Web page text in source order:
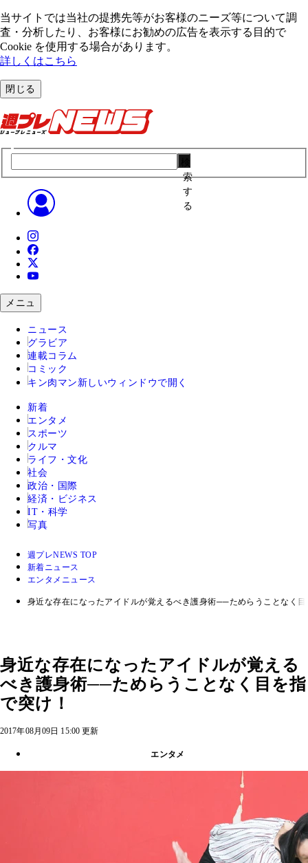
当サイトでは当社の提携先等がお客様のニーズ等について調
査・分析したり、お客様にお勧めの広告を表⽰する⽬的で
Cookie を使⽤する場合があります。
詳しくはこちら
閉じる
索
す
る
メニュ
ニュース
グラビア
連載コラム
コミック
キン肉マン 新しいウィンドウで開く
新着
エンタメ
スポーツ
クルマ
ライフ・文化
社会
政治・国際
経済・ビジネス
IT・科学
写真
週プレNEWS TOP
新着ニュース
エンタメニュース
身近な存在になったアイドルが覚えるべき護身術──ためらうことなく
身近な存在になったアイドルが覚える
べき護身術──ためらうことなく目を指
で突け！
2017年08月09日 15:00 更新
エンタメ